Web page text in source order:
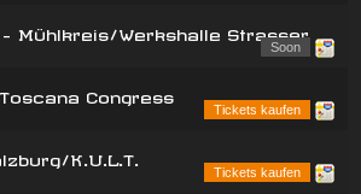
- Mühlkreis/Werkshalle Strasser
Soon
Congress
Tickets kaufen
K.U.L.T.
Tickets kaufen